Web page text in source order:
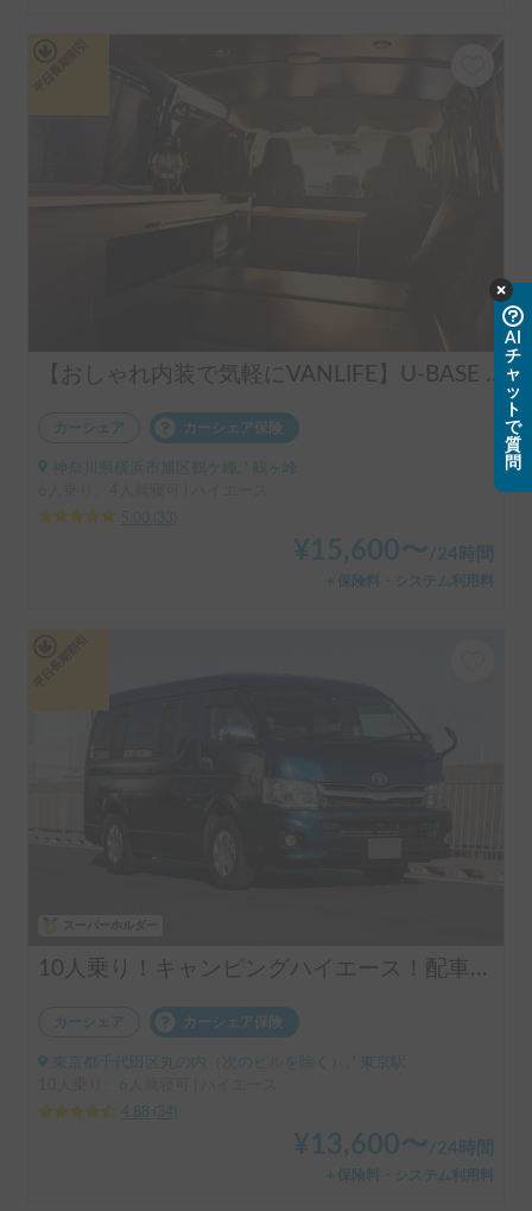
【おしゃれ内装で気軽にVANLIFE】U-BASE ONE | 運転しやすいハイエース！ポータブルエアコンで夏も冬も快適旅へ
カーシェア カーシェア保険
神奈川県横浜市旭区鶴ケ峰, ' 鶴ヶ峰
5.00
33
¥ 15,600〜 /24時間
＋保険料・システム利用料
10人乗り！キャンピングハイエース！配車無料！割引アリ！！
カーシェア カーシェア保険
東京都千代田区丸の内（次のビルを除く）, ' 東京駅
4.88
34
¥ 13,600〜/24時間
＋保険料・システム利用料
AI
チ
ャ
ッ
ト
で
質
問